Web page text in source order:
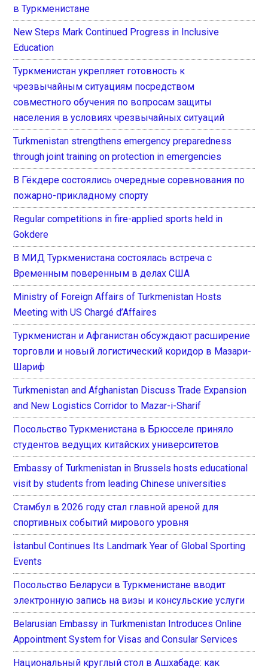
в Туркменистане
New Steps Mark Continued Progress in Inclusive
Education
Туркменистан укрепляет готовность к
чрезвычайным ситуациям посредством
совместного обучения по вопросам защиты
населения в условиях чрезвычайных ситуаций
Turkmenistan strengthens emergency preparedness
through joint training on protection in emergencies
В Гёкдере состоялись очередные соревнования по
пожарно-прикладному спорту
Regular competitions in fire-applied sports held in
Gokdere
В МИД Туркменистана состоялась встреча с
Временным поверенным в делах США
Ministry of Foreign Affairs of Turkmenistan Hosts
Meeting with US Chargé d’Affaires
Туркменистан и Афганистан обсуждают расширение
торговли и новый логистический коридор в Мазари-
Шариф
Turkmenistan and Afghanistan Discuss Trade Expansion
and New Logistics Corridor to Mazar-i-Sharif
Посольство Туркменистана в Брюсселе приняло
студентов ведущих китайских университетов
Embassy of Turkmenistan in Brussels hosts educational
visit by students from leading Chinese universities
Стамбул в 2026 году стал главной ареной для
спортивных событий мирового уровня
İstanbul Continues Its Landmark Year of Global Sporting
Events
Посольство Беларуси в Туркменистане вводит
электронную запись на визы и консульские услуги
Belarusian Embassy in Turkmenistan Introduces Online
Appointment System for Visas and Consular Services
Национальный круглый стол в Ашхабаде: как